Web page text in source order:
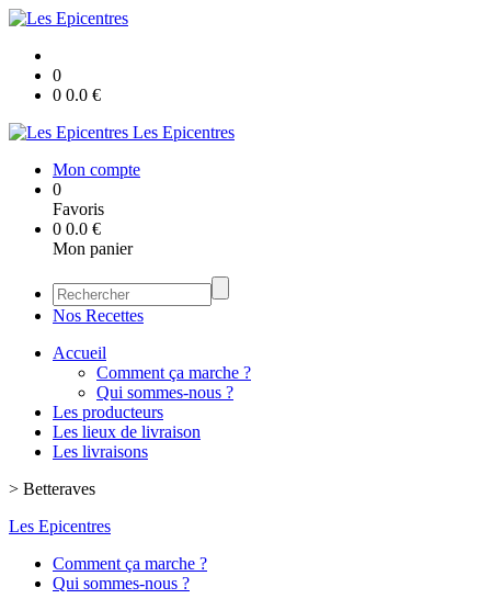
0
0 0.0 €
Les Epicentres
Mon compte
0
Favoris
0 0.0 €
Mon panier
Nos Recettes
Accueil
Comment ça marche ?
Qui sommes-nous ?
Les producteurs
Les lieux de livraison
Les livraisons
> Betteraves
Les Epicentres
Comment ça marche ?
Qui sommes-nous ?